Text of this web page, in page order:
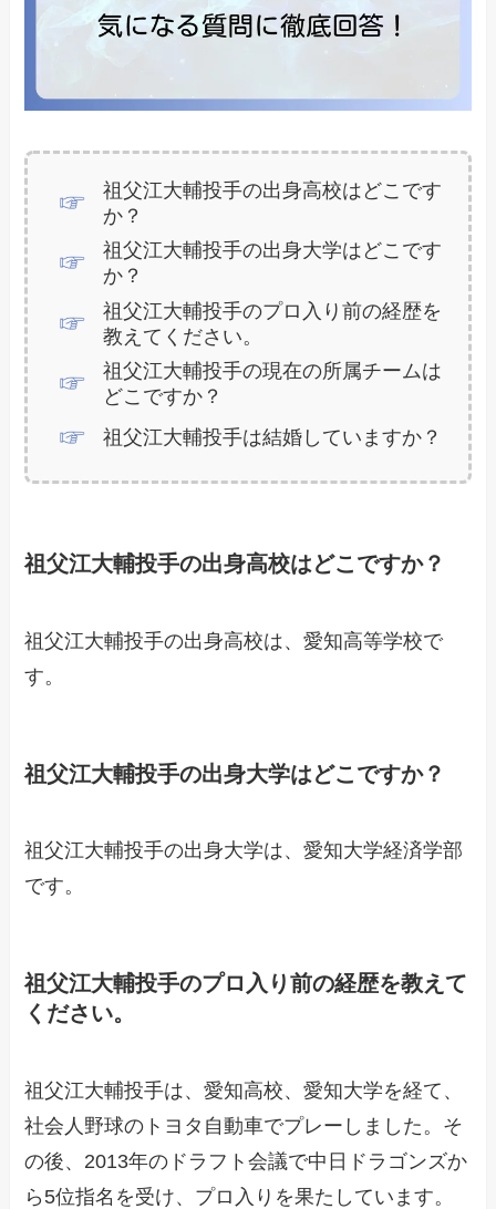
祖父江大輔投手の出身高校はどこです
か？
祖父江大輔投手の出身大学はどこです
か？
祖父江大輔投手のプロ入り前の経歴を
教えてください。
祖父江大輔投手の現在の所属チームは
どこですか？
祖父江大輔投手は結婚していますか？
祖父江大輔投手の出身高校はどこですか？
祖父江大輔投手の出身高校は、愛知高等学校で
す。
祖父江大輔投手の出身大学はどこですか？
祖父江大輔投手の出身大学は、愛知大学経済学部
です。
祖父江大輔投手のプロ入り前の経歴を教えて
ください。
祖父江大輔投手は、愛知高校、愛知大学を経て、
社会人野球のトヨタ自動車でプレーしました。そ
の後、2013年のドラフト会議で中日ドラゴンズか
ら5位指名を受け、プロ入りを果たしています。